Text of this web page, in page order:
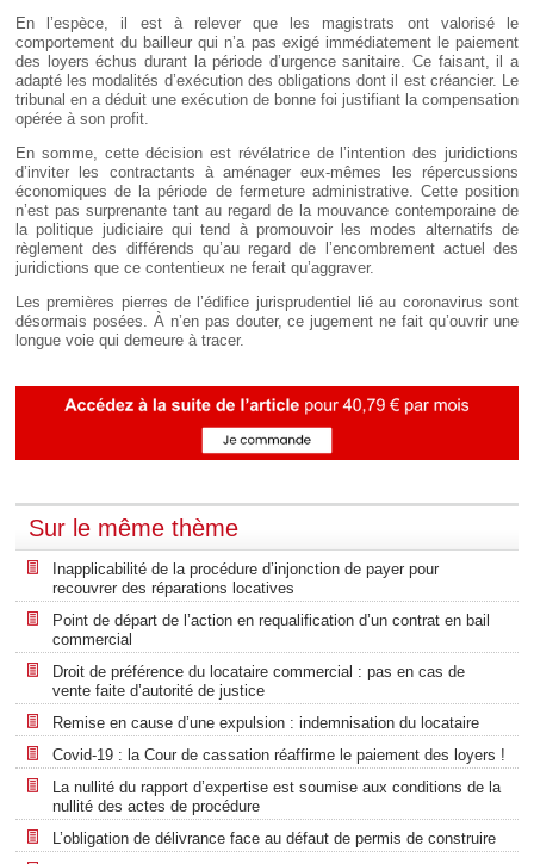
En l’espèce, il est à relever que les magistrats ont valorisé le
comportement du bailleur qui n’a pas exigé immédiatement le paiement
des loyers échus durant la période d’urgence sanitaire. Ce faisant, il a
adapté les modalités d’exécution des obligations dont il est créancier. Le
tribunal en a déduit une exécution de bonne foi justifiant la compensation
opérée à son profit.
En somme, cette décision est révélatrice de l’intention des juridictions
d’inviter les contractants à aménager eux-mêmes les répercussions
économiques de la période de fermeture administrative. Cette position
n’est pas surprenante tant au regard de la mouvance contemporaine de
la politique judiciaire qui tend à promouvoir les modes alternatifs de
règlement des différends qu’au regard de l’encombrement actuel des
juridictions que ce contentieux ne ferait qu’aggraver.
Les premières pierres de l’édifice jurisprudentiel lié au coronavirus sont
désormais posées. À n’en pas douter, ce jugement ne fait qu’ouvrir une
longue voie qui demeure à tracer.
Sur le même thème
Inapplicabilité de la procédure d’injonction de payer pour
recouvrer des réparations locatives
Point de départ de l’action en requalification d’un contrat en bail
commercial
Droit de préférence du locataire commercial : pas en cas de
vente faite d’autorité de justice
Remise en cause d’une expulsion : indemnisation du locataire
Covid-19 : la Cour de cassation réaffirme le paiement des loyers !
La nullité du rapport d’expertise est soumise aux conditions de la
nullité des actes de procédure
L’obligation de délivrance face au défaut de permis de construire